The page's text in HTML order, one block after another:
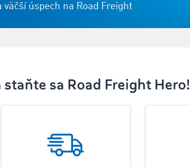
väčší úspech na Road Freight
staňte sa Road Freight Hero!